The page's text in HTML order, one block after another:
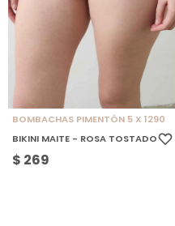
BOMBACHAS PIMENTÓN 5 X 1290
BIKINI MAITE - ROSA TOSTADO
$ 269